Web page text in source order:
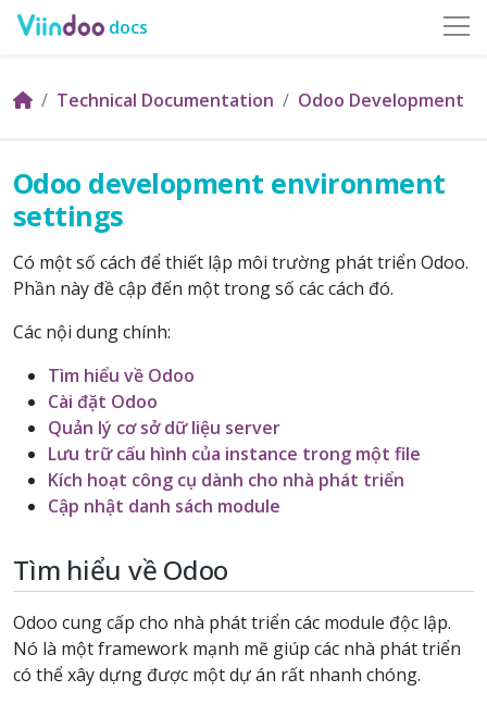
docs
Technical Documentation Odoo Development
Odoo development environment
settings
Có một số cách để thiết lập môi trường phát triển Odoo.
Phần này đề cập đến một trong số các cách đó.
Các nội dung chính:
Tìm hiểu về Odoo
Cài đặt Odoo
Quản lý cơ sở dữ liệu server
Lưu trữ cấu hình của instance trong một file
Kích hoạt công cụ dành cho nhà phát triển
Cập nhật danh sách module
Tìm hiểu về Odoo
Odoo cung cấp cho nhà phát triển các module độc lập.
Nó là một framework mạnh mẽ giúp các nhà phát triển
có thể xây dựng được một dự án rất nhanh chóng.